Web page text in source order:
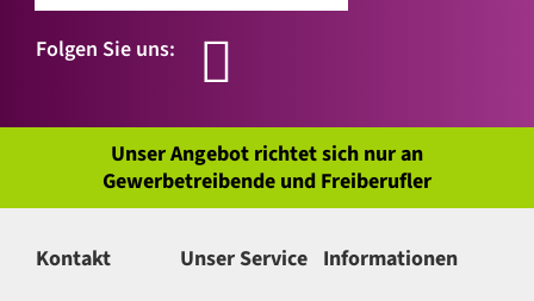
Folgen Sie uns:
Unser Angebot richtet sich nur an
Gewerbetreibende und Freiberufler
Kontakt Unser Service Informationen